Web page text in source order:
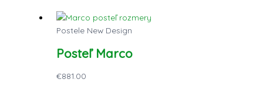
Postele New Design
Posteľ Marco
€881.00